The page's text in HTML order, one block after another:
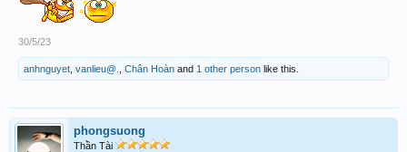
30/5/23
anhnguyet vanlieu@. Chân Hoàn and 1 other person like this.
phongsuong
Thần Tài